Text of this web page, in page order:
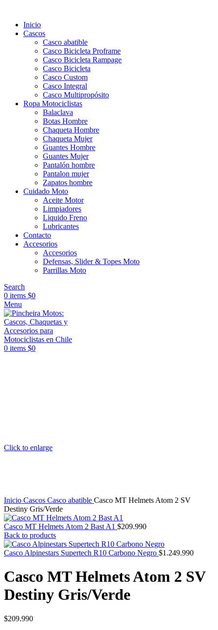
Inicio
Cascos
Casco abatible
Casco Bicicleta Proframe
Casco Bicicleta Rampage
Casco Bicicleta
Casco Custom
Casco Integral
Casco Multipropósito
Ropa Motociclistas
Balaclava
Botas Hombre
Chaqueta Hombre
Chaqueta Mujer
Guantes Hombre
Guantes Mujer
Pantalón hombre
Pantalon mujer
Zapatos hombre
Cuidado Moto
Aceite Motor
Limpiadores
Liquido Freno
Lubricantes
Contacto
Accesorios
Accesorios
Defensas, Slider & Topes Moto
Parrillas Moto
Search
0 items $0
Menu
0 items $0
Click to enlarge
Inicio Cascos Casco abatible Casco MT Helmets Atom 2 SV
Destiny Gris/Verde
Casco MT Helmets Atom 2 Bast A1 $209.990
Back to products
Casco Alpinestars Supertech R10 Carbono Negro $1.249.990
Casco MT Helmets Atom 2 SV
Destiny Gris/Verde
$209.990